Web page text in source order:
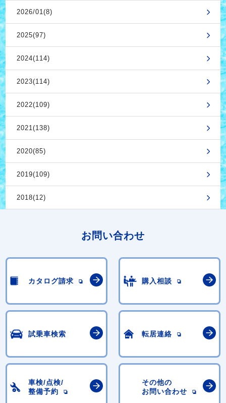
2026/01(8)
2025(97)
2024(114)
2023(114)
2022(109)
2021(138)
2020(85)
2019(109)
2018(12)
お問い合わせ
カタログ請求 購入相談
試乗車検索 転居連絡
車検/点検/
整備予約
その他の
お問い合わせ